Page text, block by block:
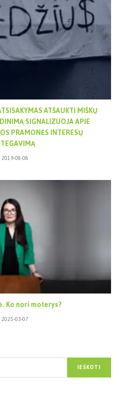
ATŠAUKTI MIŠKŲ
SIGNALIZUOJA APIE
PRAMONĖS INTERESŲ
2019-08-08
Ko nori moterys?
2025-03-07
IEŠKOTI